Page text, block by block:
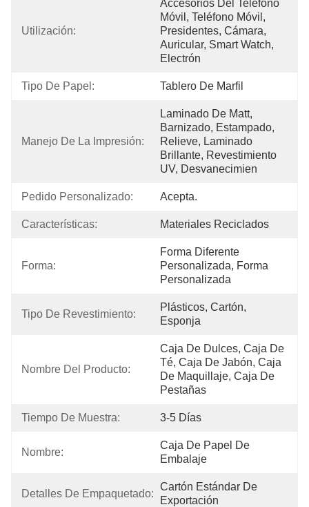
Utilización:
Accesorios Del Teléfono
Móvil, Teléfono Móvil,
Presidentes, Cámara,
Auricular, Smart Watch,
Electrón
Tipo De Papel: Tablero De Marfil
Manejo De La Impresión:
Laminado De Matt,
Barnizado, Estampado,
Relieve, Laminado
Brillante, Revestimiento
UV, Desvanecimien
Pedido Personalizado: Acepta.
Características: Materiales Reciclados
Forma:
Forma Diferente
Personalizada, Forma
Personalizada
Tipo De Revestimiento:
Plásticos, Cartón,
Esponja
Nombre Del Producto:
Caja De Dulces, Caja De
Té, Caja De Jabón, Caja
De Maquillaje, Caja De
Pestañas
Tiempo De Muestra: 3-5 Días
Nombre:
Caja De Papel De
Embalaje
Detalles De Empaquetado:
Cartón Estándar De
Exportación